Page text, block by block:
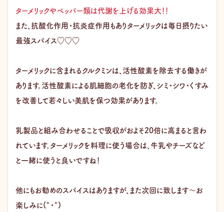
ターメリックやペッパー類は代謝を上げる効果大！！
また、抗酸化作用・抗炎症作用もありターメリックは毎日摂りたい
最強スパイス♡♡♡
ターメリックに含まれるクルクミンは、活性酸素を除去する働きが
あります。活性酸素による肌細胞の老化を防ぎ、シミ・シワ・くすみ
を改善して若々しい美肌を保つ効果があります。
乳製品と組み合わせることで吸収がおよそ20倍に高まると言わ
れています。ターメリックを料理に使う場合は、牛乳やチーズなど
と一緒に使うと良いですね！
他にもお勧めのスパイスはありますが、また次回に致します～お
楽しみに(^・^)